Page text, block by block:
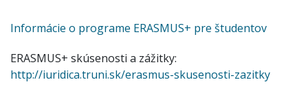
Informácie o programe ERASMUS+ pre študentov
ERASMUS+ skúsenosti a zážitky:
http://iuridica.truni.sk/erasmus-skusenosti-zazitky